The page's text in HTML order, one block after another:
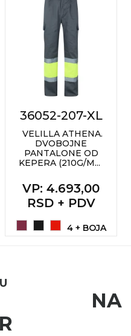
36052-207-XL
VELILLA ATHENA.
DVOBOJNE
PANTALONE OD
KEPERA (210G/M...
VP: 4.693,00
RSD + PDV
4 + BOJA
NA